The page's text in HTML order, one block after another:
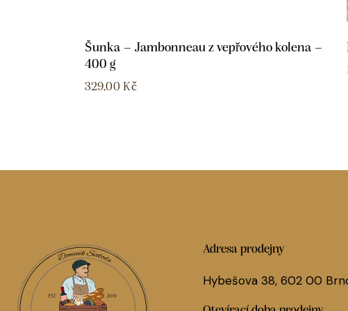
Šunka – Jambonneau z vepřového kolena –
400 g
329,00 Kč
Adresa prodejny
Hybešova 38, 602 00